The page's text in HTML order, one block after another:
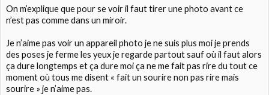
On m’explique que pour se voir il faut tirer une photo avant ce
n’est pas comme dans un miroir.
Je n’aime pas voir un appareil photo je ne suis plus moi je prends
des poses je ferme les yeux je regarde partout sauf où il faut alors
ça dure longtemps et ça dure moi ça ne me fait pas rire du tout ce
moment où tous me disent « fait un sourire non pas rire mais
sourire » je n’aime pas.